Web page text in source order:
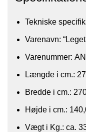
Tekniske
​Varenavn:
Varenummer:
Længde i cm.:
Bredde i cm.:
Højde i cm.:
Vægt i Kg.: ca.